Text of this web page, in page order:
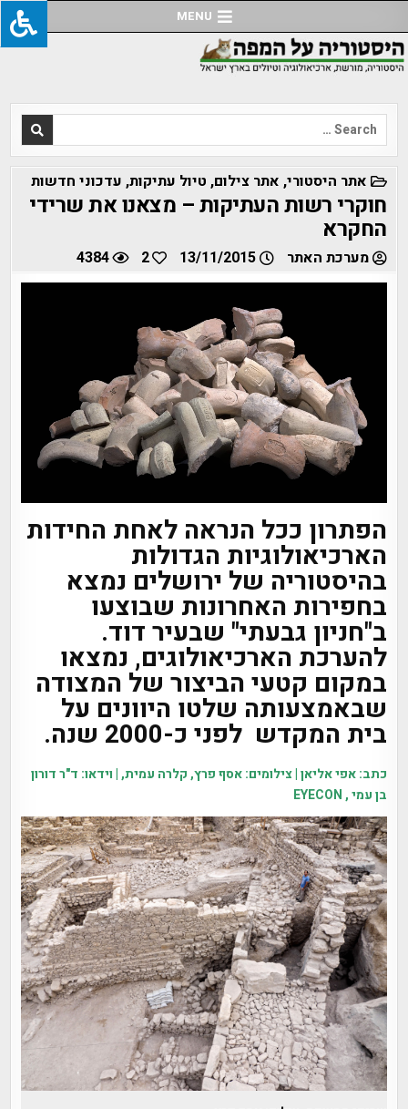
to
content
MENU
Search
for:
POSTED
IN
אתר היסטורי, אתר צילום, טיול עתיקות, עדכוני חדשות
חוקרי רשות העתיקות – מצאנו את שרידי
החקרא
מערכת האתר 13/11/2015
2
4384
הפתרון ככל הנראה לאחת החידות
הארכיאולוגיות הגדולות
בהיסטוריה של ירושלים נמצא
בחפירות האחרונות שבוצעו
ב"חניון גבעתי" שבעיר דוד.
להערכת הארכיאולוגים, נמצאו
במקום קטעי הביצור של המצודה
שבאמצעותה שלטו היוונים על
בית המקדש לפני כ-2000 שנה.
כתב: אפי אליאן | צילומים: אסף פרץ, קלרה עמית, | וידאו: ד"ר דורון
בן עמי , EYECON